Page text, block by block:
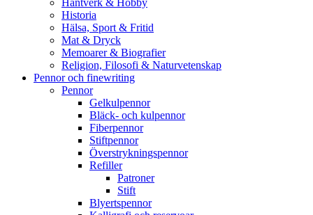
Hantverk & Hobby
Historia
Hälsa, Sport & Fritid
Mat & Dryck
Memoarer & Biografier
Religion, Filosofi & Naturvetenskap
Pennor och finewriting
Pennor
Gelkulpennor
Bläck- och kulpennor
Fiberpennor
Stiftpennor
Överstrykningspennor
Refiller
Patroner
Stift
Blyertspennor